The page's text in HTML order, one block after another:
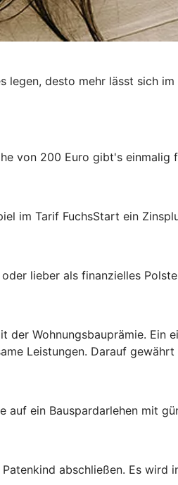
desto mehr lässt sich
von 200 Euro gibt's einmalig
im Tarif FuchsStart ein
lieber als finanzielles
Wohnungsbauprämie.
Leistungen. Darauf
ein Bauspardarlehen mit
abschließen. Es